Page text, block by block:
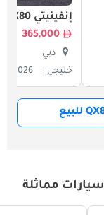
إنفينيتي QX80
365,000
دبي
خليجي
2026